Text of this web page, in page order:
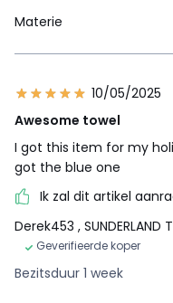
Materie
10/05/2025
Awesome towel
I got this item for my
got the blue one
Ik zal dit artikel
Derek453 ,
Geverifieerde koper
Bezitsduur 1 week